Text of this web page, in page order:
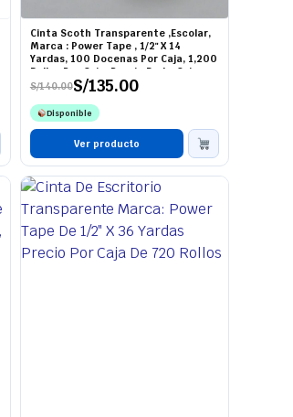
Cinta Scoth Transparente ,Escolar,
Marca : Power Tape , 1/2" X 14
Yardas, 100 Docenas Por Caja, 1,200
Rollos Por Caja, Precio De La Caja
S/140.00
El
precio
original
era:
S/140.00.
S/135.00
El
precio
actual
es:
S/135.00.
Disponible
Ver producto